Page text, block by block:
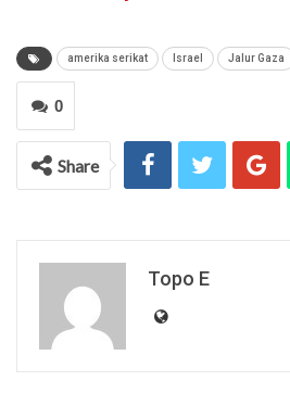
amerika serikat Israel Jalur Gaza
0
Share
Topo E